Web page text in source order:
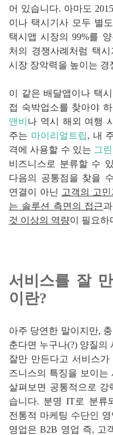
어 있습니다. 아마도
이나 택시기사 모두 별
택시앱 시장의 99%를
처의 경쟁사례처럼 택
시장 장악력을 높이는
이 같은 배달앱이나 택
접 숙박업소를 찾아야
앤 비 나 역시 해외 여행
주는 마이리얼트립, 내
격에 사용할 수 있는 그
비즈니스로 분류할 수
다음의 공통점을 찾을
연결이 아닌 고객의 고
는 솔루션 측면의 접근
것 이상의 역량이 필요하
서비스를 잘
이란?
아주 당연한 말이지만,
춘다면 누구나(?) 양질의
잘만 만든다고 서비스가
즈니스의 특징을 보이는
살펴보면 공통적으로 강
습니다. 분명 IT로 분류
전통적 마케팅 수단인
영업은 B2B 영업 즉, 고